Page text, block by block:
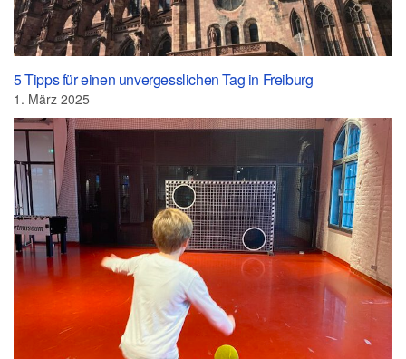
5 Tipps für einen unvergesslichen Tag in Freiburg
1. März 2025